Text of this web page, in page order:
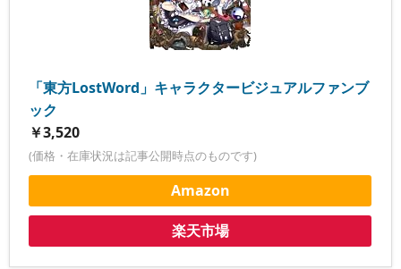
「東方LostWord」キャラクタービジュアルファンブ
ック
￥3,520
(価格・在庫状況は記事公開時点のものです)
Amazon
楽天市場